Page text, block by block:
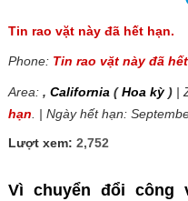
Tin rao vặt này đã hết hạn.
Phone: Tin rao vặt này đã
Area: , California (Hoa kỳ)|
hạn . | Ngày hết hạn:
Lượt xem: 2,752
Vì chuyển đổi công